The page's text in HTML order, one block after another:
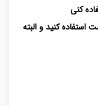
کنی
کنید و البته